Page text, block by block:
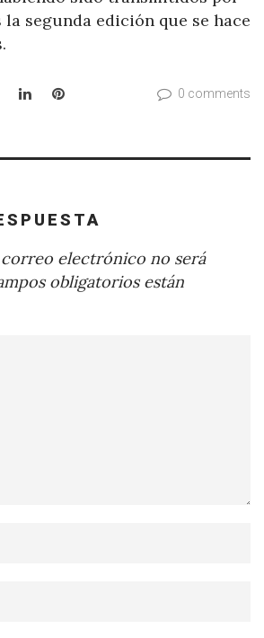
la segunda edición que se hace
LinkedInPinterest 0 comments
electrónico no será
obligatorios están